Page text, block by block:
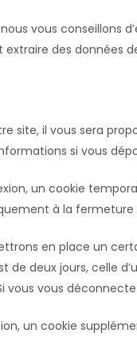
vous conseillons
des données
site, il vous sera
si vous
un cookie
à la
en place un
deux jours, celle
vous vous
un cookie